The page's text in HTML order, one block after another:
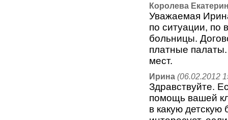
Королева
Уважаемая
по ситуации, по
больницы.
платные
мест.
Ирина (06.02.2012
Здравствуйте.
помощь вашей
в какую